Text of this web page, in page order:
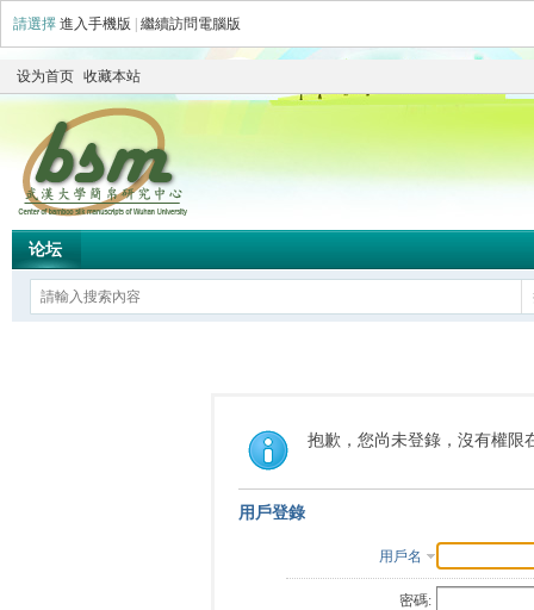
請選擇 進入手機版 繼續訪問電腦版
设为首页 收藏本站
论坛
抱歉，您尚未登錄，沒有權限
用戶登錄
用戶名
密碼: